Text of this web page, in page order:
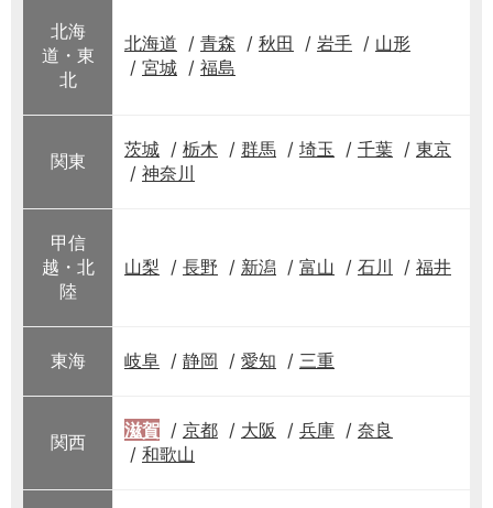
北海
道・東
北
北海道 青森 秋田 岩手
山形
宮城
福島
関東
茨城 栃木 群馬 埼玉 千葉
東京
神奈川
甲信
越・北
陸
山梨 長野 新潟 富山 石川 福井
東海 岐阜 静岡 愛知 三重
関西
滋賀 京都 大阪 兵庫
奈良
和歌山